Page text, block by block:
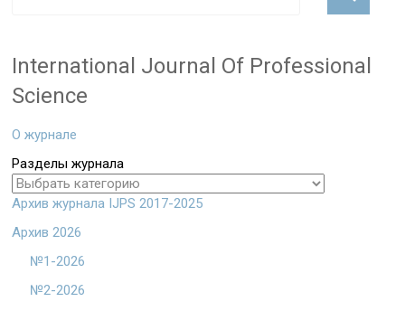
International Journal Of Professional
Science
О журнале
Разделы журнала
Архив журнала IJPS 2017-2025
Архив 2026
№1-2026
№2-2026